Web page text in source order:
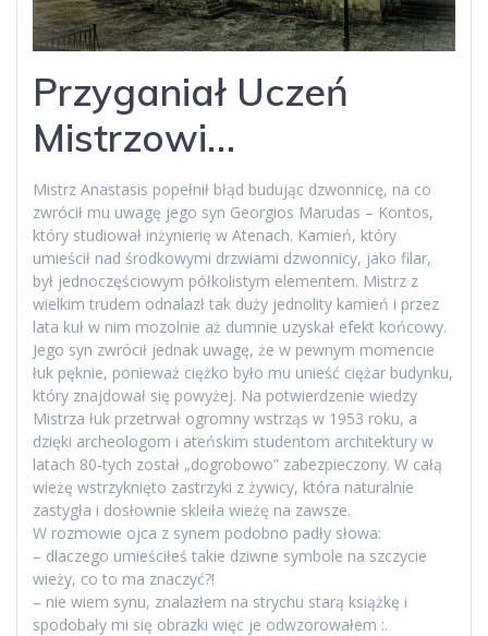
Przyganiał Uczeń
Mistrzowi…
Mistrz Anastasis popełnił błąd budując dzwonnicę, na co
zwrócił mu uwagę jego syn Georgios Marudas – Kontos,
który studiował inżynierię w Atenach. Kamień, który
umieścił nad środkowymi drzwiami dzwonnicy, jako filar,
był jednoczęściowym półkolistym elementem. Mistrz z
wielkim trudem odnalazł tak duży jednolity kamień i przez
lata kuł w nim mozolnie aż dumnie uzyskał efekt końcowy.
Jego syn zwrócił jednak uwagę, że w pewnym momencie
łuk pęknie, ponieważ ciężko było mu unieść ciężar budynku,
który znajdował się powyżej. Na potwierdzenie wiedzy
Mistrza łuk przetrwał ogromny wstrząs w 1953 roku, a
dzięki archeologom i ateńskim studentom architektury w
latach 80-tych został „dogrobowo” zabezpieczony. W całą
wieżę wstrzyknięto zastrzyki z żywicy, która naturalnie
zastygła i dosłownie skleiła wieżę na zawsze.
W rozmowie ojca z synem podobno padły słowa:
– dlaczego umieściłeś takie dziwne symbole na szczycie
wieży, co to ma znaczyć?!
– nie wiem synu, znalazłem na strychu starą książkę i
spodobały mi się obrazki więc je odwzorowałem :.